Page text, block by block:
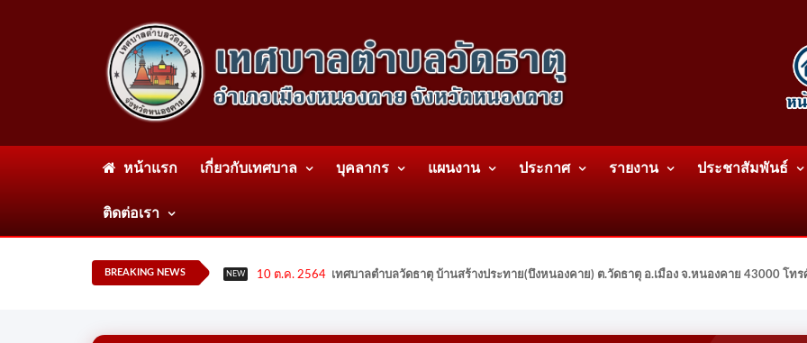
หน้าแรก เกี่ยวกับเทศบาล บุคลากร แผนงาน ประกาศ รายงาน ประชาสัมพันธ์
ติดต่อเรา
BREAKING NEWS NEW 10 ต.ค. 2564 เทศบาลตำบลวัดธาตุ บ้านสร้างประทาย(บึงหนองคาย) ต.วัดธาตุ อ.เมือง จ.หนองคาย 43000 โ